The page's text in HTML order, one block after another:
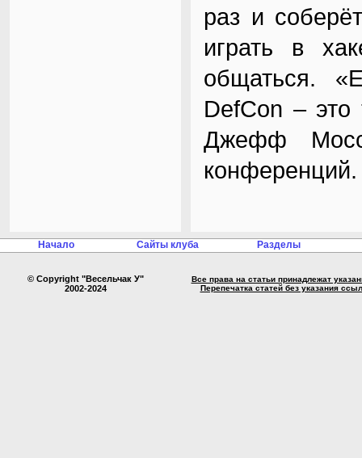
раз и
играть в
общаться.
DefCon – это
Джефф
конференций.
Начало Сайты клуба Разделы
© Copyright "Весельчак У"
2002-2024
Все права на статьи принадлежат
Перепечатка статей без указания